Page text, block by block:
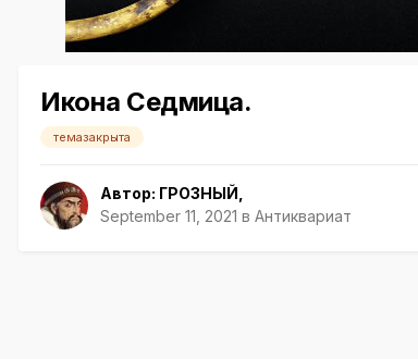
Икона Седмица.
темазакрыта
Автор: ГРОЗНЫЙ
September 11, 2021 в Антиквариат